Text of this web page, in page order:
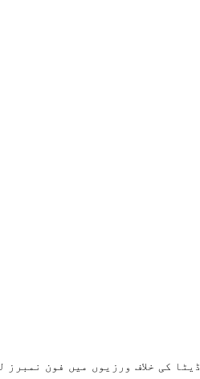
ڈیٹا کی خلاف ورزیوں میں فون